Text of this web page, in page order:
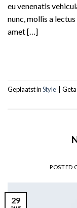
eu venenatis
nunc, mollis a
amet […]
Geplaatst inStyle
POSTED
29